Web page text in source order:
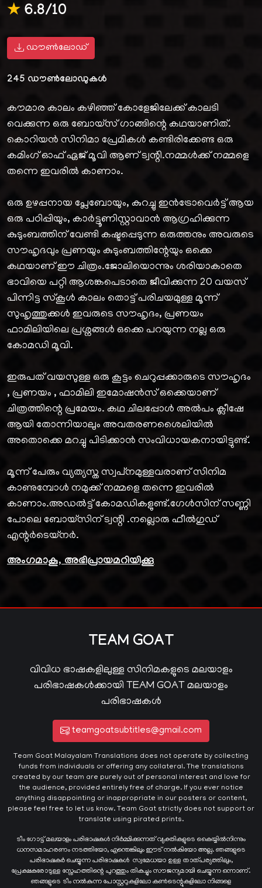
★6.8/10
ഡൗൺലോഡ്
245 ഡൗൺലോഡുകൾ
കൗമാര കാലം കഴിഞ്ഞ് കോളേജിലേക്ക് കാലടി
വെക്കുന്ന ഒരു ബോയ്സ് ഗാങ്ങിന്റെ കഥയാണിത്.
കൊറിയൻ സിനിമാ പ്രേമികൾ കണ്ടിരിക്കേണ്ട ഒരു
കമിംഗ് ഓഫ് ഏജ് മൂവി ആണ് ട്വന്റി.നമ്മൾക്ക് നമ്മളെ
തന്നെ ഇവരിൽ കാണാം.
ഒരു ഉഴപ്പനായ പ്ലേബോയും, കുറച്ചു ഇൻട്രോവെർട്ട് ആയ
ഒരു പഠിപ്പിയും, കാർട്ടൂണിസ്റ്റാവാൻ ആഗ്രഹിക്കുന്ന
കുടുംബത്തിന് വേണ്ടി കഷ്ടപ്പെടുന്ന ഒരുത്തനും അവരുടെ
സൗഹൃദവും പ്രണയും കുടുംബത്തിന്റേയും ഒക്കെ
കഥയാണ് ഈ ചിത്രം.ജോലിയൊന്നും ശരിയാകാതെ
ഭാവിയെ പറ്റി ആശങ്കപെടാതെ ജീവിക്കുന്ന 20 വയസ്
പിന്നിട്ട സ്കൂൾ കാലം തൊട്ട് പരിചയമുള്ള മൂന്ന്
സുഹൃത്തുക്കൾ ഇവരുടെ സൗഹൃദം, പ്രണയം
ഫാമിലിയിലെ പ്രശ്നങ്ങൾ ഒക്കെ പറയുന്ന നല്ല ഒരു
കോമഡി മൂവി.
ഇരുപത് വയസുള്ള ഒരു കൂട്ടം ചെറുപ്പക്കാരുടെ സൗഹൃദം
, പ്രണയം , ഫാമിലി ഇമോഷൻസ് ഒക്കെയാണ്
ചിത്രത്തിന്റെ പ്രമേയം. കഥ ചിലപ്പോൾ അൽപം ക്ലീഷേ
ആയി തോന്നിയാലും അവതരണശൈലിയിൽ
അതൊക്കെ മറച്ചു പിടിക്കാൻ സംവിധായകനായിട്ടുണ്ട്.
മൂന്ന് പേരും വ്യത്യസ്ത സ്വപ്‌നമുള്ളവരാണ് സിനിമ
കാണുമ്പോൾ നമുക്ക് നമ്മളെ തന്നെ ഇവരിൽ
കാണാം.അഡൽട്ട് കോമഡികളുണ്ട്.ഗേൾസിന് സണ്ണി
പോലെ ബോയ്സിന് ട്വന്റി .നല്ലൊരു ഫീൽഗുഡ്
എന്റർടെയ്നർ.
അംഗമാകൂ, അഭിപ്രായമറിയിക്കൂ
TEAM GOAT
വിവിധ ഭാഷകളിലുള്ള സിനിമകളുടെ മലയാളം
പരിഭാഷകൾക്കായി TEAM GOAT മലയാളം
പരിഭാഷകൾ
teamgoatsubtitles@gmail.com
Team Goat Malayalam Translations does not operate by collecting
funds from individuals or offering any collateral. The translations
created by our team are purely out of personal interest and love for
the audience, provided entirely free of charge. If you ever notice
anything disappointing or inappropriate in our posters or content,
please feel free to let us know. Team Goat strictly does not support or
translate using pirated prints.
ടീം ഗോട്ട് മലയാളം പരിഭാഷകൾ നിർമ്മിക്കുന്നത് വ്യക്തികളുടെ കൈയ്യില്‍നിന്നും
ധനസമാഹരണം നടത്തിയോ, എന്തെങ്കിലും ഈട് നൽകിയോ അല്ല. ഞങ്ങളുടെ
പരിഭാഷകർ ചെയ്യുന്ന പരിഭാഷകള്‍ സ്വമേധയാ ഉള്ള താത്പര്യത്തിലും,
പ്രേക്ഷകരോടുള്ള സ്നേഹത്തിന്റെ പുറത്തും തികച്ചും സൗജന്യമായി ചെയ്യുന്ന ഒന്നാണ്.
ഞങ്ങളുടെ ടീം നൽകുന്ന പോസ്റ്ററുകളിലോ കൺടെന്റുകളിലോ നിങ്ങളെ